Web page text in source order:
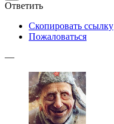
Ответить
Скопировать ссылку
Пожаловаться
—